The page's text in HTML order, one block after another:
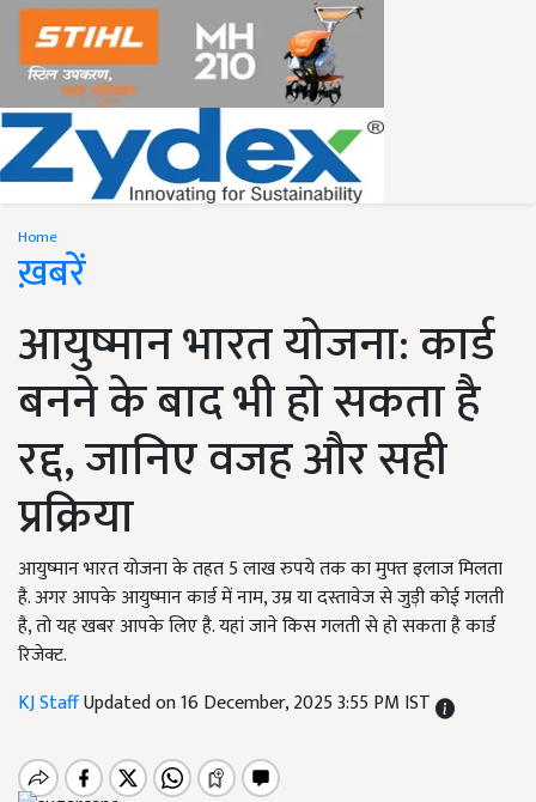
Home
ख़बरें
आयुष्मान भारत योजना: कार्ड
बनने के बाद भी हो सकता है
रद्द, जानिए वजह और सही
प्रक्रिया
आयुष्मान भारत योजना के तहत 5 लाख रुपये तक का मुफ्त इलाज मिलता
है. अगर आपके आयुष्मान कार्ड में नाम, उम्र या दस्तावेज से जुड़ी कोई गलती
है, तो यह खबर आपके लिए है. यहां जाने किस गलती से हो सकता है कार्ड
रिजेक्ट.
KJ StaffUpdated on 16 December, 2025 3:55 PM IST